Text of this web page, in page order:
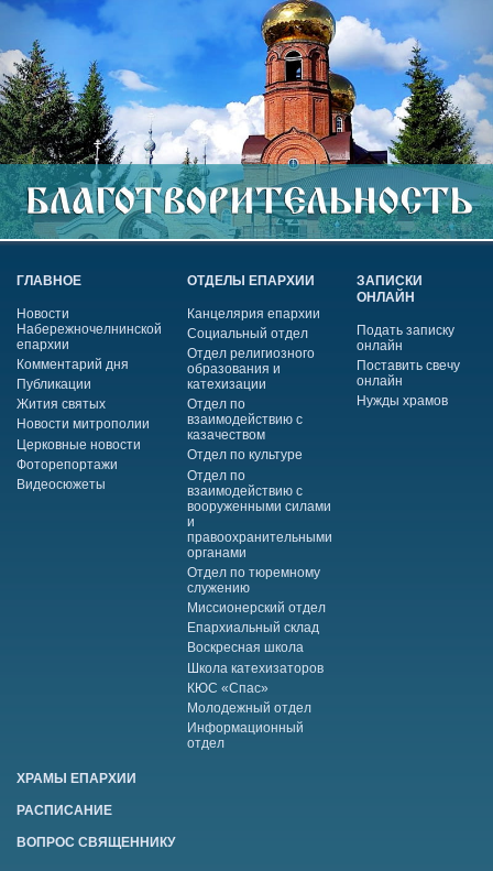
ГЛАВНОЕ
Новости
Набережночелнинской
епархии
Комментарий дня
Публикации
Жития святых
Новости митрополии
Церковные новости
Фоторепортажи
Видеосюжеты
ОТДЕЛЫ ЕПАРХИИ
Канцелярия епархии
Социальный отдел
Отдел религиозного
образования и
катехизации
Отдел по
взаимодействию с
казачеством
Отдел по культуре
Отдел по
взаимодействию с
вооруженными силами
и
правоохранительными
органами
Отдел по тюремному
служению
Миссионерский отдел
Епархиальный склад
Воскресная школа
Школа катехизаторов
КЮС «Спас»
Молодежный отдел
Информационный
отдел
ЗАПИСКИ
ОНЛАЙН
Подать записку
онлайн
Поставить свечу
онлайн
Нужды храмов
ХРАМЫ ЕПАРХИИ
РАСПИСАНИЕ
ВОПРОС СВЯЩЕННИКУ